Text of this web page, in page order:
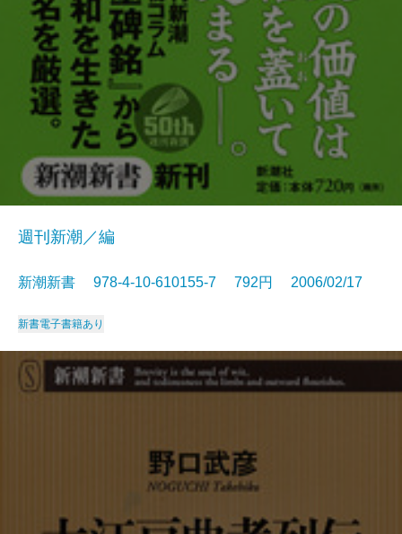
週刊新潮／編
新潮新書 978-4-10-610155-7 792円 2006/02/17
新書電子書籍あり